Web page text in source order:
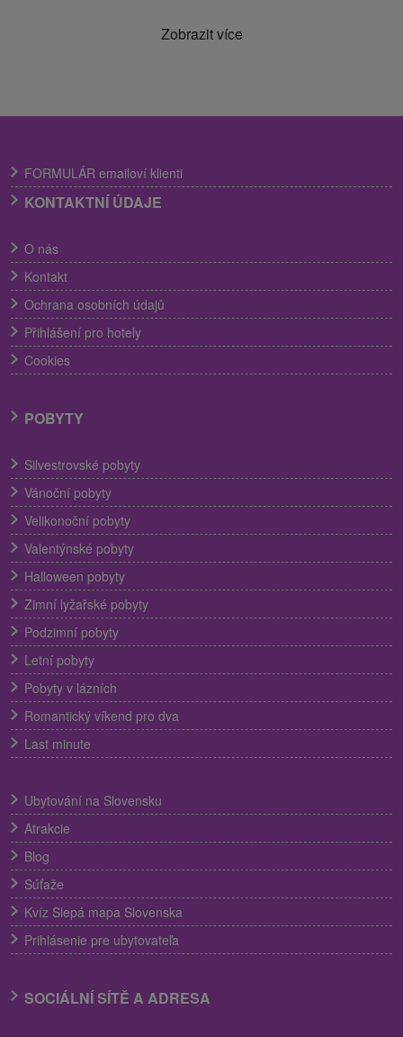
Zobrazit více
FORMULÁR emailoví klienti
KONTAKTNÍ ÚDAJE
O nás
Kontakt
Ochrana osobních údajů
Přihlášení pro hotely
Cookies
POBYTY
Silvestrovské pobyty
Vánoční pobyty
Velikonoční pobyty
Valentýnské pobyty
Halloween pobyty
Zimní lyžařské pobyty
Podzimní pobyty
Letní pobyty
Pobyty v lázních
Romantický víkend pro dva
Last minute
Ubytování na Slovensku
Atrakcie
Blog
Súťaže
Kvíz Slepá mapa Slovenska
Prihlásenie pre ubytovateľa
SOCIÁLNÍ SÍTĚ A ADRESA